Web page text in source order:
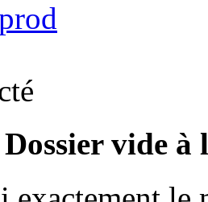
vide à